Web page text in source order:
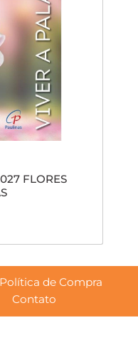
FLORES
Política de Compra
Contato